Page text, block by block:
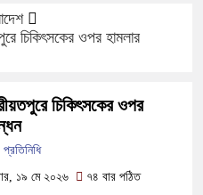
ফরিদপুরে ওজোপাডিকোর উদ্যোগে
দেড় লাখ টাকার গাছ ৫০ হাজারে নিলাম
ফরিদপুরে ট্রিপল মার্ডারঃ ১০ ঘণ্টায়
চিকিৎসকের ওপর হামলার
চিকিৎসকের ওপর
১৯ মে ২০২৬
৭৪ বার পঠিত